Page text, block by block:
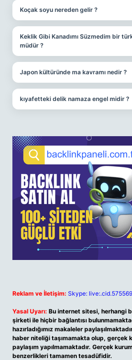
Koçak soyu nereden gelir ?
Keklik Gibi Kanadımı Süzmedim bir
müdür ?
Japon kültüründe ma kavramı nedir ?
kıyafetteki delik namaza engel midir ?
Reklam ve İletişim: Skype:
Yasal Uyarı: Bu internet sitesi, herhangi
şirketi ile hiçbir bağlantısı
hazırladığımız makaleler
haber niteliği taşımamakta olup, gerçek
paylaşım yapılmamaktadır. Gerçek
benzerlikleri tamamen tesadüfidir.